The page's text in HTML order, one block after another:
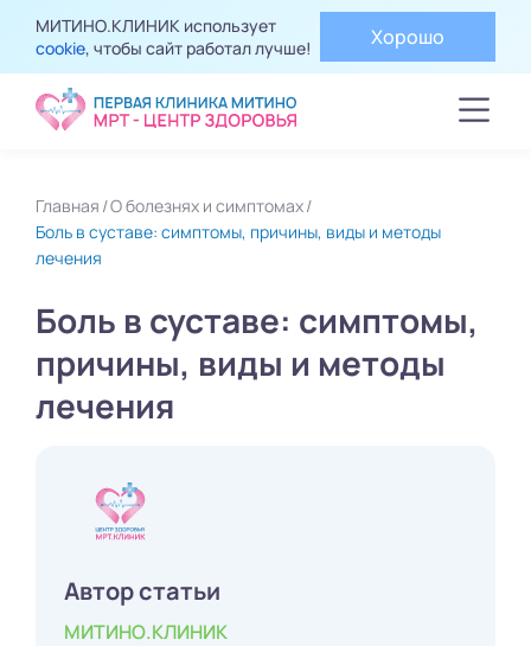
МИТИНО.КЛИНИК использует
cookie, чтобы сайт работал лучше! Хорошо
Главная О болезнях и симптомах
Боль в суставе: симптомы, причины, виды и методы
лечения
Боль в суставе: симптомы,
причины, виды и методы
лечения
Автор статьи
МИТИНО.КЛИНИК